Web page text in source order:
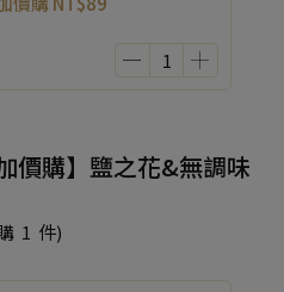
價購】鹽之花&無調味
1 件)